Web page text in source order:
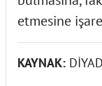
etmesine
KAYNAK: